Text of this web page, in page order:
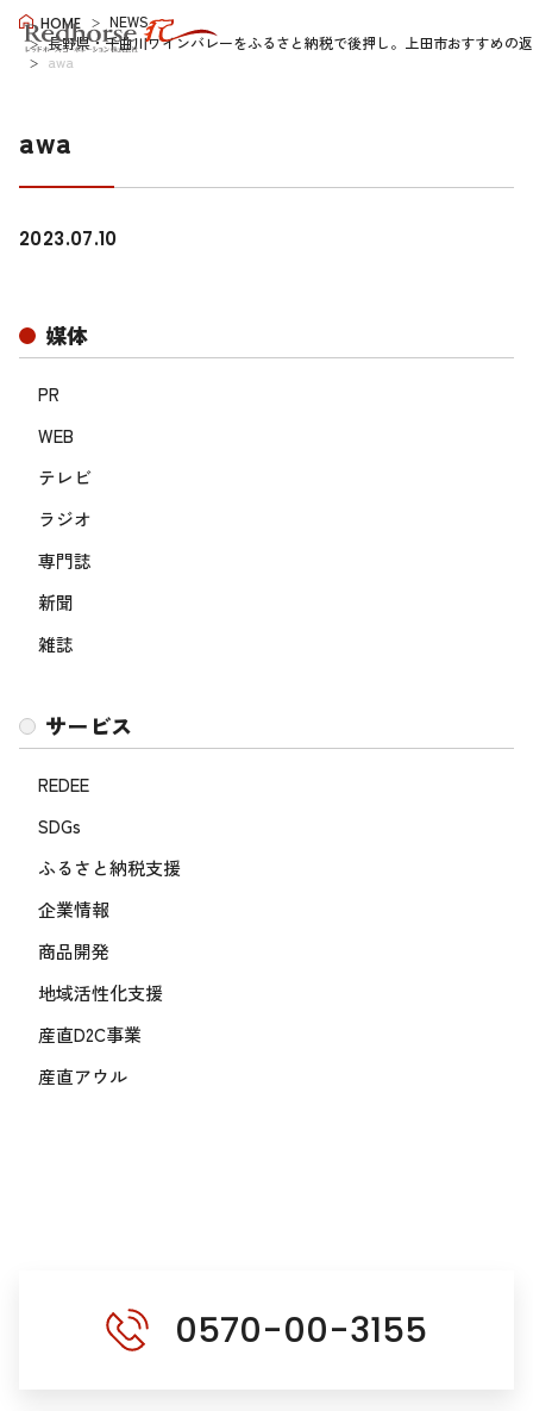
HOME
NEWS
長野県・千曲川ワインバレーをふるさと納税で後押し。上田市おすすめの
awa
awa
媒体
PR
WEB
テレビ
ラジオ
専門誌
新聞
雑誌
サービス
REDEE
SDGs
ふるさと納税支援
企業情報
商品開発
地域活性化支援
産直D2C事業
産直アウル
2023.07.10
0570-00-3155